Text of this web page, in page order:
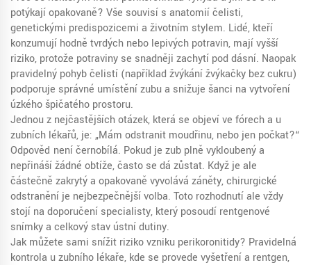
potýkají opakovaně? Vše souvisí s anatomií čelisti,
genetickými predispozicemi a životním stylem. Lidé, kteří
konzumují hodně tvrdých nebo lepivých potravin, mají vyšší
riziko, protože potraviny se snadněji zachytí pod dásní. Naopak
pravidelný pohyb čelistí (například žvýkání žvýkačky bez cukru)
podporuje správné umístění zubu a snižuje šanci na vytvoření
úzkého špičatého prostoru.
Jednou z nejčastějších otázek, která se objeví ve fórech a u
zubních lékařů, je: „Mám odstranit moudřinu, nebo jen počkat?“
Odpověď není černobílá. Pokud je zub plně vykloubený a
nepřináší žádné obtíže, často se dá zůstat. Když je ale
částečně zakrytý a opakovaně vyvolává záněty, chirurgické
odstranění je nejbezpečnější volba. Toto rozhodnutí ale vždy
stojí na doporučení specialisty, který posoudí rentgenové
snímky a celkový stav ústní dutiny.
Jak můžete sami snížit riziko vzniku perikoronitidy? Pravidelná
kontrola u zubního lékaře, kde se provede vyšetření a rentgen,